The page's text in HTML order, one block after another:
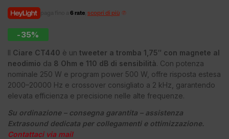
6 rate scopri di più
-35%
Il Ciare CT440 è un tweeter a tromba 1,75″ con magnete al
neodimio da 8 Ohm e 110 dB di sensibilità. Con potenza
nominale 250 W e program power 500 W, offre risposta estesa
2000–20000 Hz e crossover consigliato a 2 kHz, garantendo
elevata efficienza e precisione nelle alte frequenze.
Su ordinazione – consegna garantita – assistenza
Extrasound dedicata per collegamenti e ottimizzazione.
Contattaci via mail